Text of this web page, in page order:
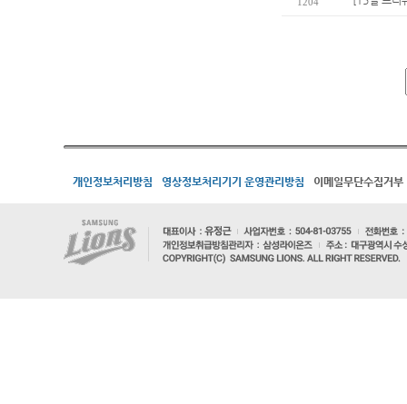
개인정보처리방침 영상정보처리기기 운영관리방침 이메일무단수집거부